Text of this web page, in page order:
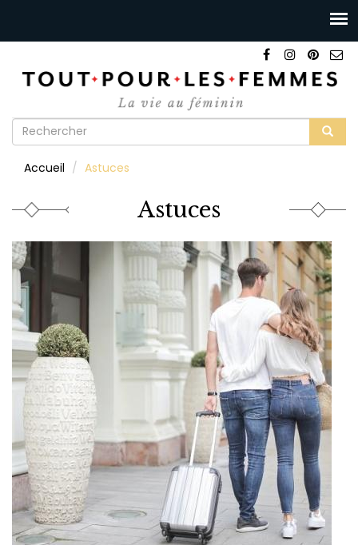
Formulaire
recherche
Accueil Astuces
Astuces